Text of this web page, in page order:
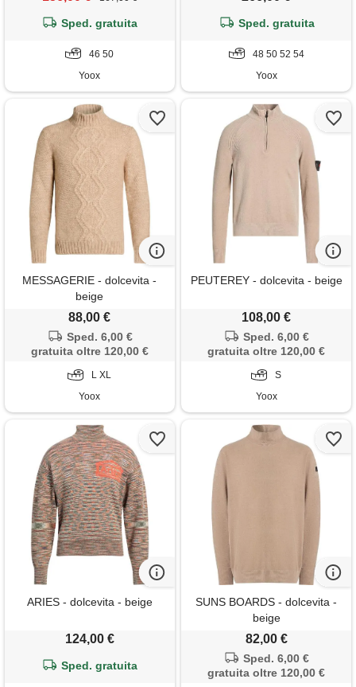
Sped. gratuita
46 50
Yoox
Sped. gratuita
48 50 52 54
Yoox
MESSAGERIE - dolcevita -
beige
88,00 €
Sped. 6,00 €
gratuita oltre 120,00 €
L XL
Yoox
PEUTEREY - dolcevita - beige
108,00 €
Sped. 6,00 €
gratuita oltre 120,00 €
S
Yoox
ARIES - dolcevita - beige
124,00 €
Sped. gratuita
SUNS BOARDS - dolcevita -
beige
82,00 €
Sped. 6,00 €
gratuita oltre 120,00 €